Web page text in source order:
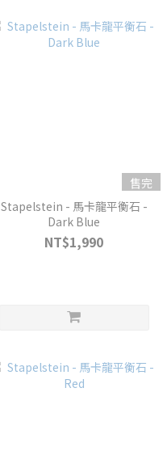
售完
Stapelstein - 馬卡龍平衡石 -
Dark Blue
NT$1,990